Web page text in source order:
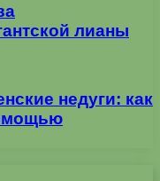
лианы
недуги: как